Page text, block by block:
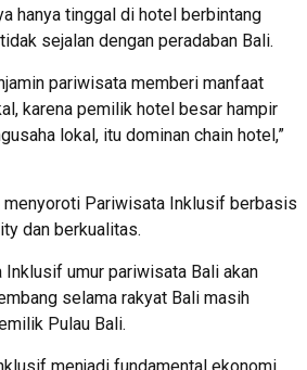
hanya tinggal di hotel berbintang
sejalan dengan peradaban Bali.
pariwisata memberi manfaat
karena pemilik hotel besar hampir
lokal, itu dominan chain hotel,”
menyoroti Pariwisata Inklusif berbasis
dan berkualitas.
umur pariwisata Bali akan
selama rakyat Bali masih
Pulau Bali.